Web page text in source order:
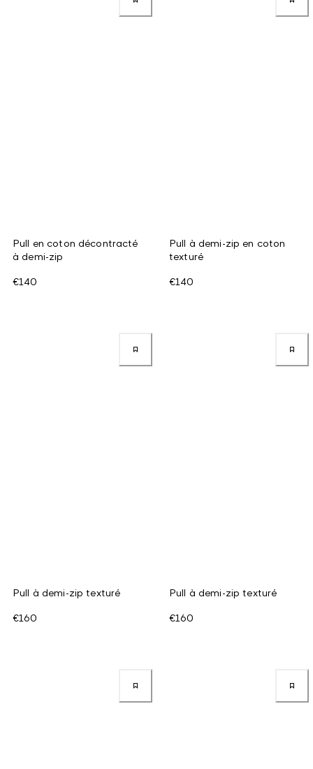
Pull en coton décontracté
à demi-zip
€140
Pull à demi-zip en coton
texturé
€140
Pull à demi-zip texturé
€160
Pull à demi-zip texturé
€160